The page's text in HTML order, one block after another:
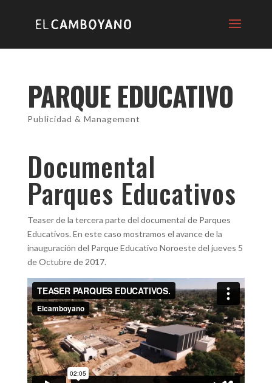
PARQUE EDUCATIVO
Publicidad & Management
Documental
Parques Educativos
Teaser de la tercera parte del documental de Parques
Educativos. En este caso mostramos el avance de la
inauguración del Parque Educativo Noroeste del jueves 5
de Octubre de 2017.